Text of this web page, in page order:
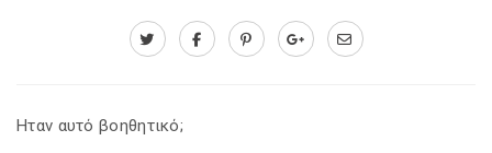
Ηταν αυτό βοηθητικό;